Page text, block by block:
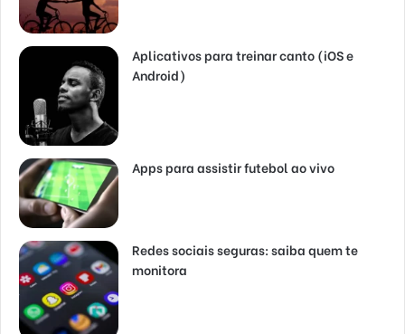
Aplicativos para treinar canto (iOS e
Android)
Apps para assistir futebol ao vivo
Redes sociais seguras: saiba quem te
monitora